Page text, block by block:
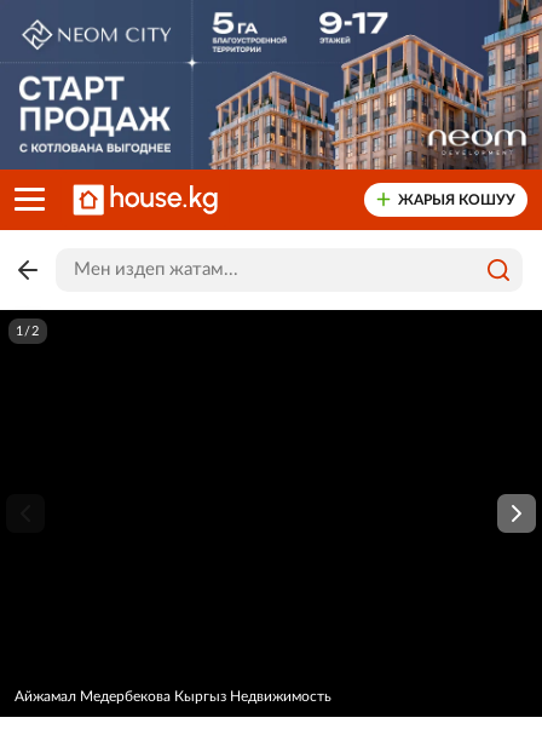
ЖАРЫЯ КОШУУ
1/2
Айжамал Медербекова Кыргыз Недвижимость